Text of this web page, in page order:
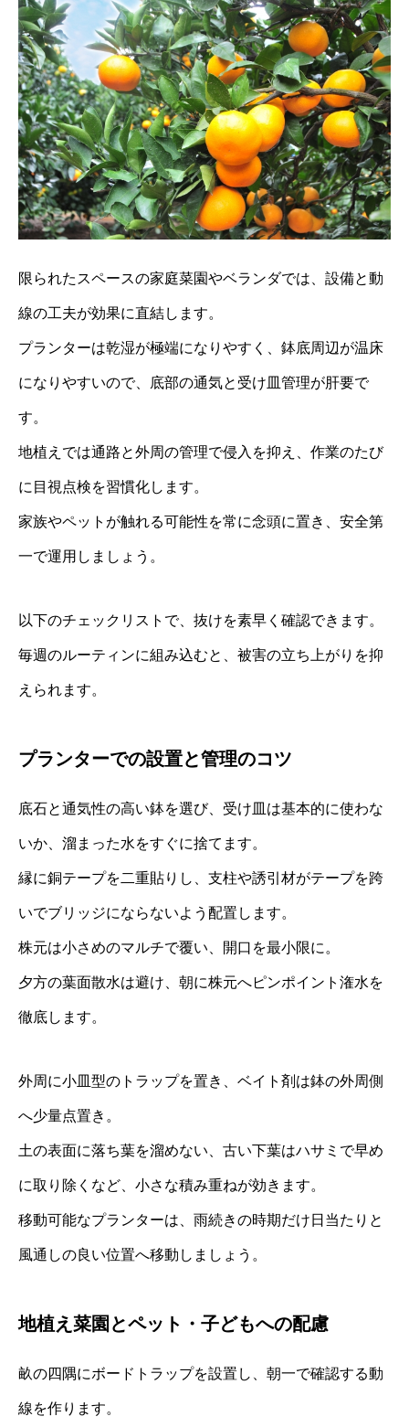
限られたスペースの家庭菜園やベランダでは、設備と動
線の工夫が効果に直結します。
プランターは乾湿が極端になりやすく、鉢底周辺が温床
になりやすいので、底部の通気と受け皿管理が肝要で
す。
地植えでは通路と外周の管理で侵入を抑え、作業のたび
に目視点検を習慣化します。
家族やペットが触れる可能性を常に念頭に置き、安全第
一で運用しましょう。
以下のチェックリストで、抜けを素早く確認できます。
毎週のルーティンに組み込むと、被害の立ち上がりを抑
えられます。
プランターでの設置と管理のコツ
底石と通気性の高い鉢を選び、受け皿は基本的に使わな
いか、溜まった水をすぐに捨てます。
縁に銅テープを二重貼りし、支柱や誘引材がテープを跨
いでブリッジにならないよう配置します。
株元は小さめのマルチで覆い、開口を最小限に。
夕方の葉面散水は避け、朝に株元へピンポイント潅水を
徹底します。
外周に小皿型のトラップを置き、ベイト剤は鉢の外周側
へ少量点置き。
土の表面に落ち葉を溜めない、古い下葉はハサミで早め
に取り除くなど、小さな積み重ねが効きます。
移動可能なプランターは、雨続きの時期だけ日当たりと
風通しの良い位置へ移動しましょう。
地植え菜園とペット・子どもへの配慮
畝の四隅にボードトラップを設置し、朝一で確認する動
線を作ります。